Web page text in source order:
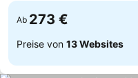
Ab 273 €
Preise von 13 Websites